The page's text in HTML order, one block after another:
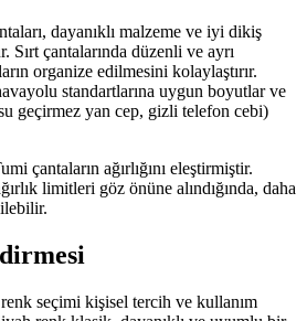
dayanıklı malzeme ve iyi dikiş
çantalarında düzenli ve ayrı
organize edilmesini kolaylaştırır.
standartlarına uygun boyutlar ve
geçirmez yan cep, gizli telefon cebi)
çantaların ağırlığını eleştirmiştir.
limitleri göz önüne alındığında, daha
seçimi kişisel tercih ve kullanım